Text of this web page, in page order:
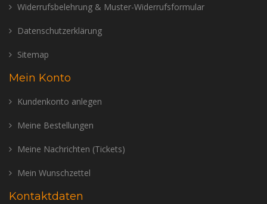
Widerrufsbelehrung & Muster-Widerrufsformular
Datenschutzerklärung
Sitemap
Mein Konto
Kundenkonto anlegen
Meine Bestellungen
Meine Nachrichten (Tickets)
Mein Wunschzettel
Kontaktdaten